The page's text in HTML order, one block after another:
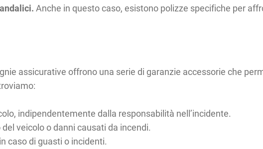
Anche in questo caso, esistono polizze specifiche per
assicurative offrono una serie di garanzie accessorie che
indipendentemente dalla responsabilità nell’incidente.
veicolo o danni causati da incendi.
caso di guasti o incidenti.